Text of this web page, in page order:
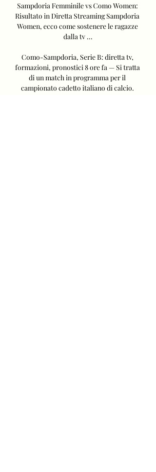
Sampdoria Femminile vs Como Women:
Risultato in Diretta Streaming Sampdoria
Women, ecco come sostenere le ragazze
dalla tv ...
Como-Sampdoria, Serie B: diretta tv,
formazioni, pronostici 8 ore fa — Si tratta
di un match in programma per il
campionato cadetto italiano di calcio.